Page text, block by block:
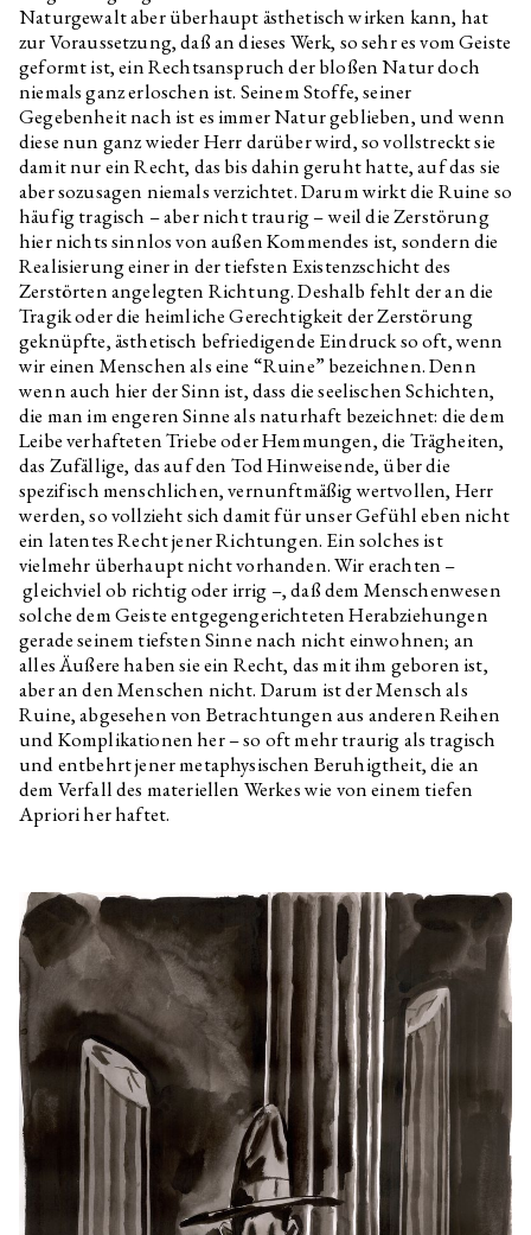
Naturgewalt aber überhaupt ästhetisch wirken kann, hat
zur Voraussetzung, daß an dieses Werk, so sehr es vom Geiste
geformt ist, ein Rechtsanspruch der bloßen Natur doch
niemals ganz erloschen ist. Seinem Stoffe, seiner
Gegebenheit nach ist es immer Natur geblieben, und wenn
diese nun ganz wieder Herr darüber wird, so vollstreckt sie
damit nur ein Recht, das bis dahin geruht hatte, auf das sie
aber sozusagen niemals verzichtet. Darum wirkt die Ruine so
häufig tragisch – aber nicht traurig – weil die Zerstörung
hier nichts sinnlos von außen Kommendes ist, sondern die
Realisierung einer in der tiefsten Existenzschicht des
Zerstörten angelegten Richtung. Deshalb fehlt der an die
Tragik oder die heimliche Gerechtigkeit der Zerstörung
geknüpfte, ästhetisch befriedigende Eindruck so oft, wenn
wir einen Menschen als eine “Ruine” bezeichnen. Denn
wenn auch hier der Sinn ist, dass die seelischen Schichten,
die man im engeren Sinne als naturhaft bezeichnet: die dem
Leibe verhafteten Triebe oder Hemmungen, die Trägheiten,
das Zufällige, das auf den Tod Hinweisende, über die
spezifisch menschlichen, vernunftmäßig wertvollen, Herr
werden, so vollzieht sich damit für unser Gefühl eben nicht
ein latentes Recht jener Richtungen. Ein solches ist
vielmehr überhaupt nicht vorhanden. Wir erachten –
gleichviel ob richtig oder irrig –, daß dem Menschenwesen
solche dem Geiste entgegengerichteten Herabziehungen
gerade seinem tiefsten Sinne nach nicht einwohnen; an
alles Äußere haben sie ein Recht, das mit ihm geboren ist,
aber an den Menschen nicht. Darum ist der Mensch als
Ruine, abgesehen von Betrachtungen aus anderen Reihen
und Komplikationen her – so oft mehr traurig als tragisch
und entbehrt jener metaphysischen Beruhigtheit, die an
dem Verfall des materiellen Werkes wie von einem tiefen
Apriori her haftet.